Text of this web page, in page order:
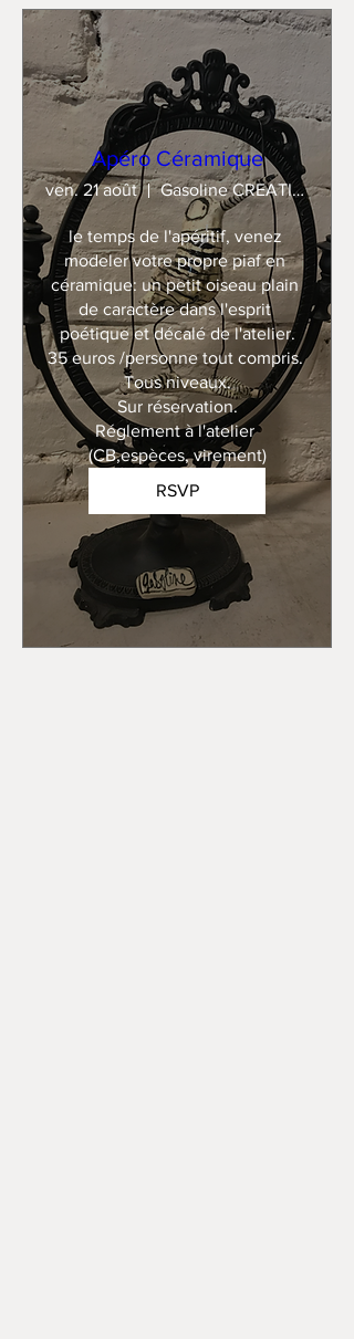
Apéro Céramique
ven. 21 août Gasoline CREATION
le temps de l'apéritif, venez
modeler votre propre piaf en
céramique: un petit oiseau plain
de caractère dans l'esprit
poétique et décalé de l'atelier.
35 euros /personne tout compris.
Tous niveaux.
Sur réservation.
Réglement à l'atelier
(CB,espèces, virement)
RSVP